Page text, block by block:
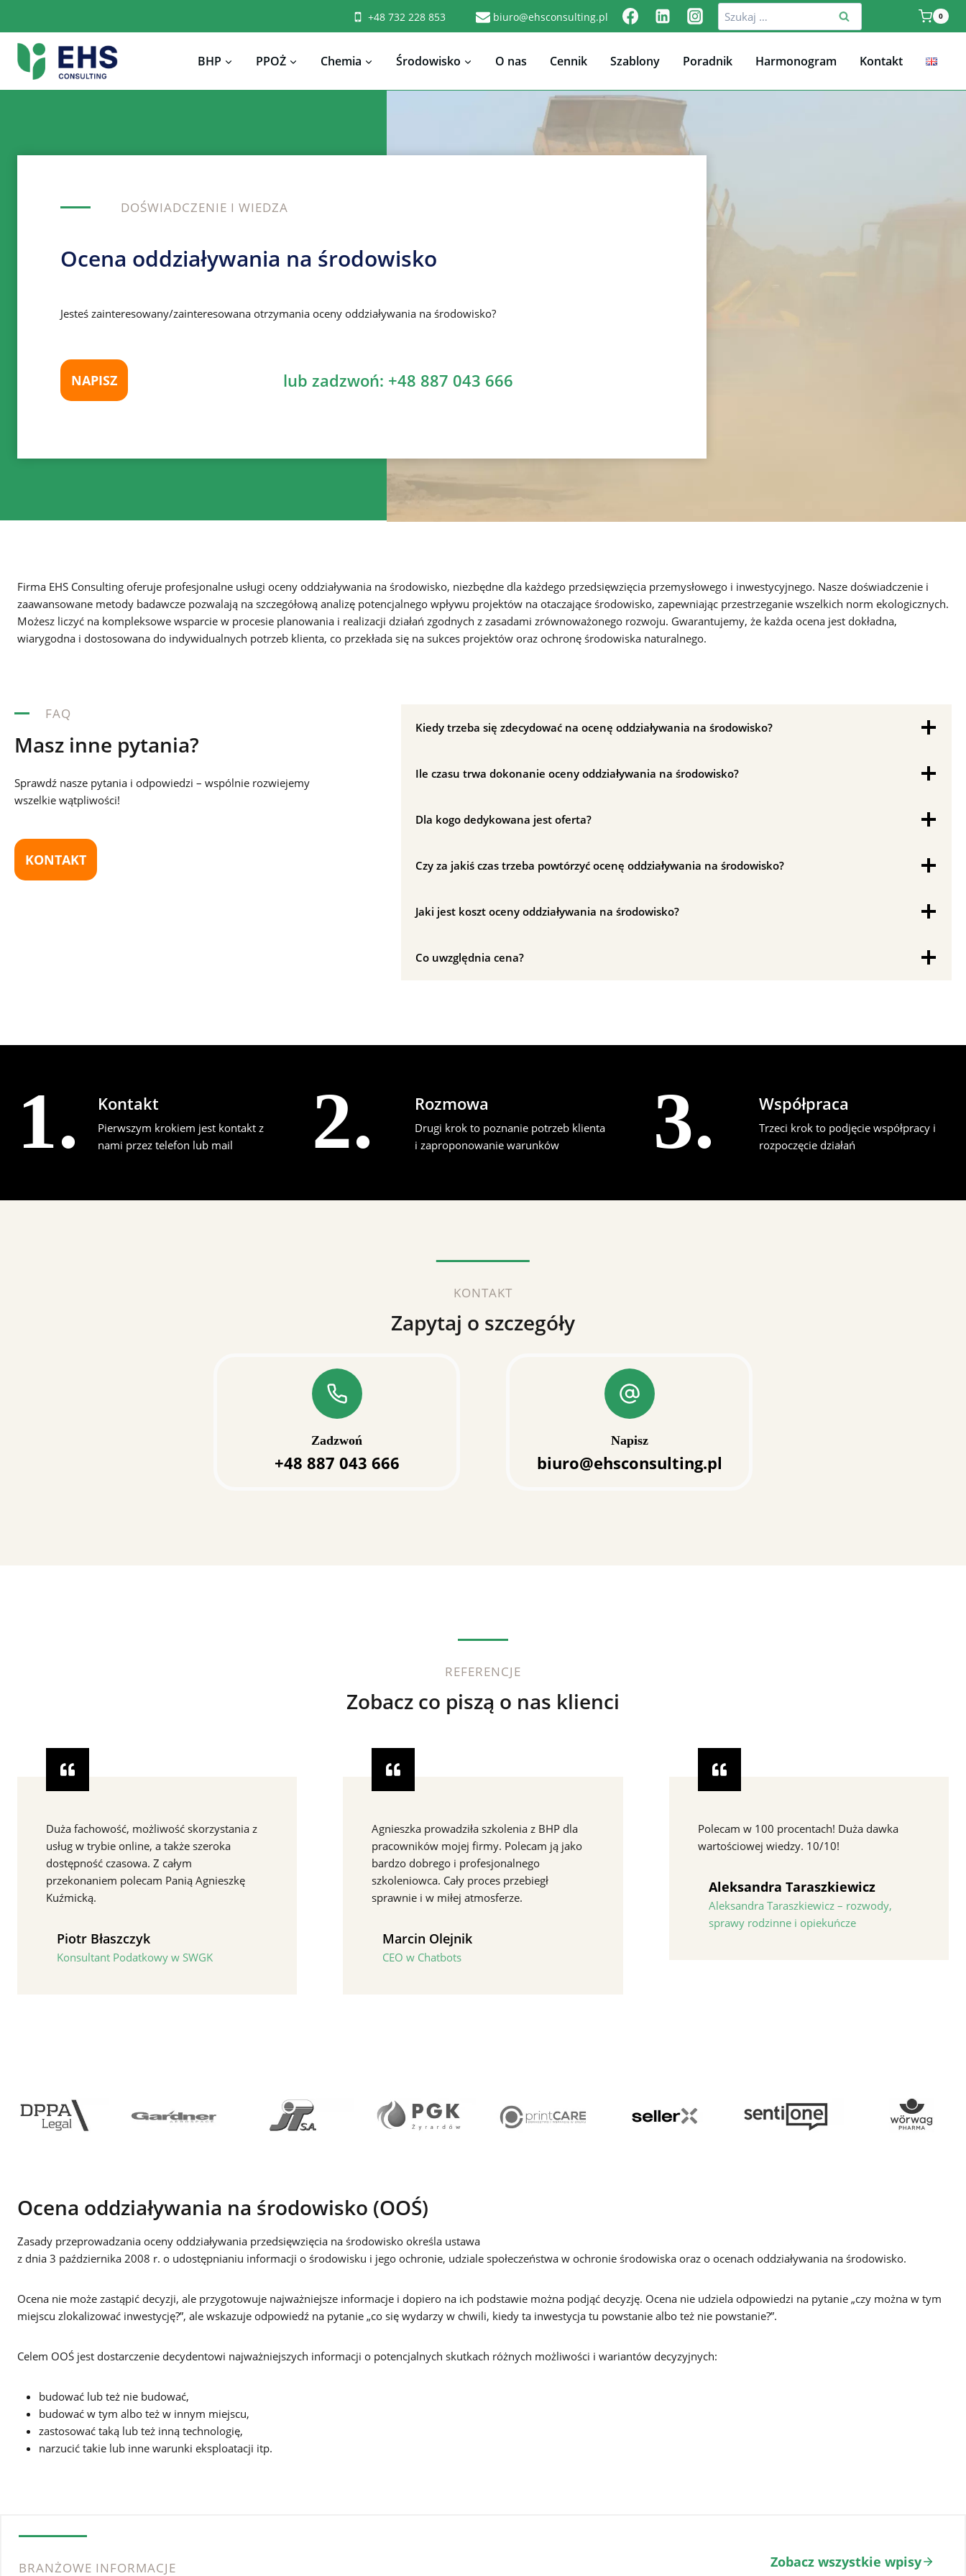
treści
+48 732 228 853 biuro@ehsconsulting.pl Szukaj: 0
BHP PPOŻ Chemia Środowisko O nas Cennik Szablony Poradnik Harmonogram Kontakt
DOŚWIADCZENIE I WIEDZA
Ocena oddziaływania na środowisko
Jesteś zainteresowany/zainteresowana otrzymania oceny oddziaływania na środowisko?
NAPISZ lub zadzwoń: +48 887 043 666
Firma EHS Consulting oferuje profesjonalne usługi oceny oddziaływania na środowisko, niezbędne dla każdego przedsięwzięcia przemysłowego i inwestycyjnego. Nasze doświadczenie i
zaawansowane metody badawcze pozwalają na szczegółową analizę potencjalnego wpływu projektów na otaczające środowisko, zapewniając przestrzeganie wszelkich norm ekologicznych.
Możesz liczyć na kompleksowe wsparcie w procesie planowania i realizacji działań zgodnych z zasadami zrównoważonego rozwoju. Gwarantujemy, że każda ocena jest dokładna,
wiarygodna i dostosowana do indywidualnych potrzeb klienta, co przekłada się na sukces projektów oraz ochronę środowiska naturalnego.
FAQ
Masz inne pytania?
Sprawdź nasze pytania i odpowiedzi – wspólnie rozwiejemy
wszelkie wątpliwości!
KONTAKT
Kiedy trzeba się zdecydować na ocenę oddziaływania na środowisko?
Ile czasu trwa dokonanie oceny oddziaływania na środowisko?
Dla kogo dedykowana jest oferta?
Czy za jakiś czas trzeba powtórzyć ocenę oddziaływania na środowisko?
Jaki jest koszt oceny oddziaływania na środowisko?
Co uwzględnia cena?
1. Kontakt
Pierwszym krokiem jest kontakt z
nami przez telefon lub mail
2. Rozmowa
Drugi krok to poznanie potrzeb klienta
i zaproponowanie warunków
3. Współpraca
Trzeci krok to podjęcie współpracy i
rozpoczęcie działań
KONTAKT
Zapytaj o szczegóły
Zadzwoń
+48 887 043 666
Napisz
biuro@ehsconsulting.pl
REFERENCJE
Zobacz co piszą o nas klienci
Duża fachowość, możliwość skorzystania z
usług w trybie online, a także szeroka
dostępność czasowa. Z całym
przekonaniem polecam Panią Agnieszkę
Kuźmicką.
Piotr Błaszczyk
Konsultant Podatkowy w SWGK
Agnieszka prowadziła szkolenia z BHP dla
pracowników mojej firmy. Polecam ją jako
bardzo dobrego i profesjonalnego
szkoleniowca. Cały proces przebiegł
sprawnie i w miłej atmosferze.
Marcin Olejnik
CEO w Chatbots
Polecam w 100 procentach! Duża dawka
wartościowej wiedzy. 10/10!
Aleksandra Taraszkiewicz
Aleksandra Taraszkiewicz – rozwody,
sprawy rodzinne i opiekuńcze
Ocena oddziaływania na środowisko (OOŚ)
Zasady przeprowadzania oceny oddziaływania przedsięwzięcia na środowisko określa ustawa
z dnia 3 października 2008 r. o udostępnianiu informacji o środowisku i jego ochronie, udziale społeczeństwa w ochronie środowiska oraz o ocenach oddziaływania na środowisko.
Ocena nie może zastąpić decyzji, ale przygotowuje najważniejsze informacje i dopiero na ich podstawie można podjąć decyzję. Ocena nie udziela odpowiedzi na pytanie „czy można w tym
miejscu zlokalizować inwestycję?”, ale wskazuje odpowiedź na pytanie „co się wydarzy w chwili, kiedy ta inwestycja tu powstanie albo też nie powstanie?”.
Celem OOŚ jest dostarczenie decydentowi najważniejszych informacji o potencjalnych skutkach różnych możliwości i wariantów decyzyjnych:
budować lub też nie budować,
budować w tym albo też w innym miejscu,
zastosować taką lub też inną technologię,
narzucić takie lub inne warunki eksploatacji itp.
BRANŻOWE INFORMACJE Zobacz wszystkie wpisy